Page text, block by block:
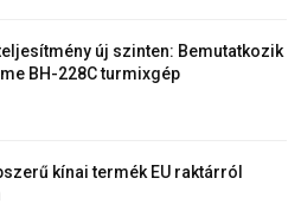
új szinten: Bemutatkozik
BH-228C turmixgép
kínai termék EU raktárról